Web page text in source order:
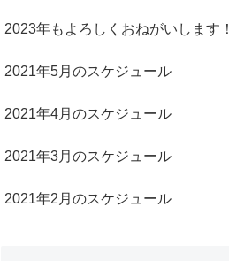
2023年もよろしくおねがいします！
2021年5月のスケジュール
2021年4月のスケジュール
2021年3月のスケジュール
2021年2月のスケジュール